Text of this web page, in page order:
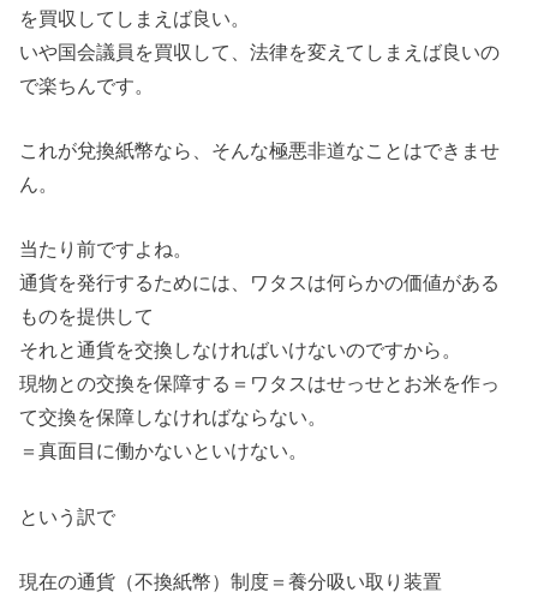
を買収してしまえば良い。
いや国会議員を買収して、法律を変えてしまえば良いの
で楽ちんです。
これが兌換紙幣なら、そんな極悪非道なことはできませ
ん。
当たり前ですよね。
通貨を発行するためには、ワタスは何らかの価値がある
ものを提供して
それと通貨を交換しなければいけないのですから。
現物との交換を保障する＝ワタスはせっせとお米を作っ
て交換を保障しなければならない。
＝真面目に働かないといけない。
という訳で
現在の通貨（不換紙幣）制度＝養分吸い取り装置